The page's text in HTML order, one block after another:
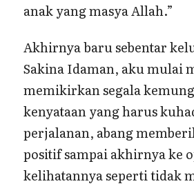
anak yang masya Allah.”
Akhirnya baru sebentar
Sakina Idaman, aku mulai
memikirkan segala
kenyataan yang harus
perjalanan, abang
positif sampai akhirnya ke
kelihatannya seperti tidak